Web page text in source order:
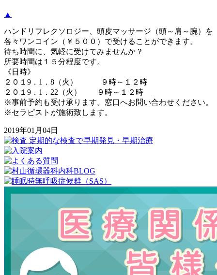
▲
ハンドリフレクソロジー、頭皮マッサージ（頭～肩～腕）を
各々ワンコイン（￥５００）で受けることができます。
待ち時間に、気軽に受けてみませんか？
所要時間は１５分程度です。
《日時》
２０１9．1．8（火） ９時～１２時
２０１9．1．22（火） ９時～１２時
※事前予約も受け承ります。窓口へお問い合わせください。
※セラピストが施術致します。
2019年01月04日